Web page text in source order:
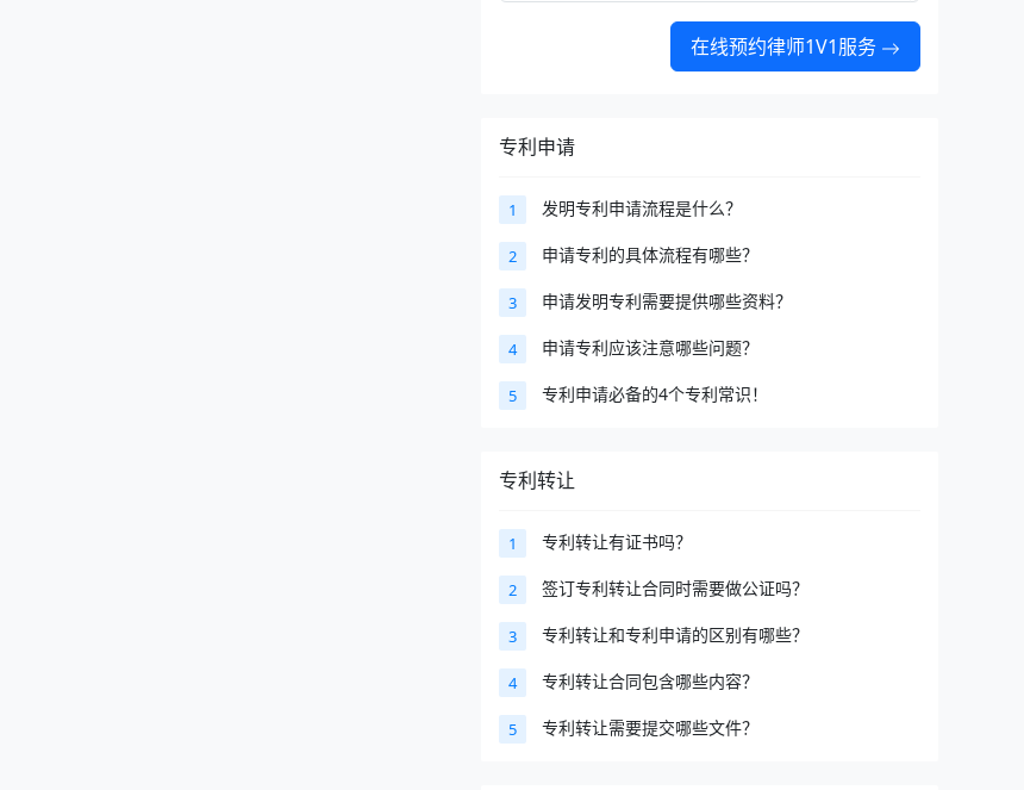
在线预约律师1V1服务
专利申请
1 发明专利申请流程是什么？
2 申请专利的具体流程有哪些？
3 申请发明专利需要提供哪些资料？
4 申请专利应该注意哪些问题？
5 专利申请必备的4个专利常识！
专利转让
1 专利转让有证书吗？
2 签订专利转让合同时需要做公证吗？
3 专利转让和专利申请的区别有哪些？
4 专利转让合同包含哪些内容？
5 专利转让需要提交哪些文件？